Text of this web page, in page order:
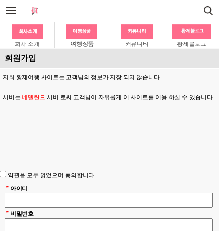
회사 소개 여행상품 커뮤니티 황제블로그
회원가입
저희 황제여행 사이트는 고객님의 정보가 저장 되지 않습니다.
서버는 네델란드 서버 로써 고객님이 자유롭게 이 사이트를 이용 하실 수 있습니다.
약관을 모두 읽었으며 동의합니다.
아이디
*
비밀번호
*